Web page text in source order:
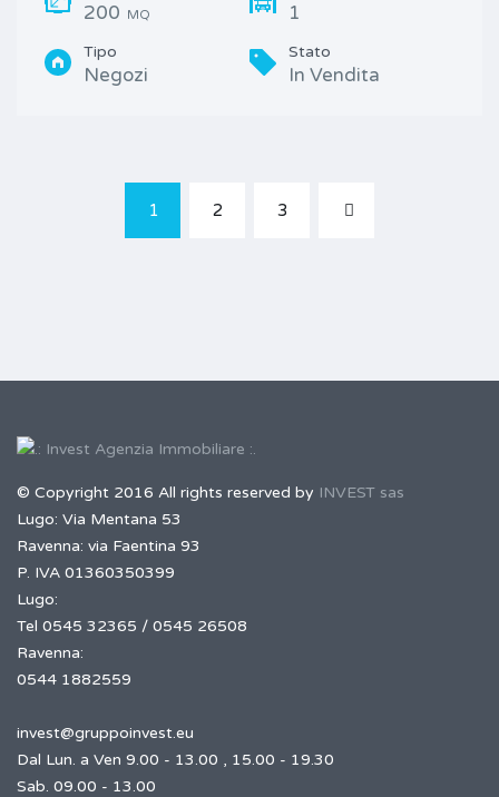
200 MQ 1
Tipo
Negozi
Stato
In Vendita
1 2 3
© Copyright 2016 All rights reserved by INVEST sas
Lugo: Via Mentana 53
Ravenna: via Faentina 93
P. IVA 01360350399
Lugo:
Tel 0545 32365 / 0545 26508
Ravenna:
0544 1882559
invest@gruppoinvest.eu
Dal Lun. a Ven 9.00 - 13.00 , 15.00 - 19.30
Sab. 09.00 - 13.00